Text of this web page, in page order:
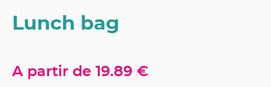
Lunch bag
A partir de 19.89 €